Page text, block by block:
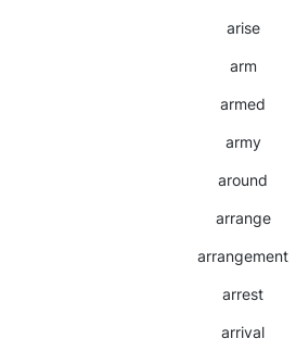
arise
arm
armed
army
around
arrange
arrangement
arrest
arrival